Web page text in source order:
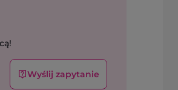
Wyślij zapytanie